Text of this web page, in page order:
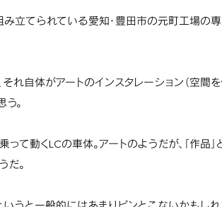
み立てられている愛知・豊田市の元町工場の
れ自体がアートのインスタレーション（空間を
。
って動くLCの車体。アートのようだが、「作品
だ。